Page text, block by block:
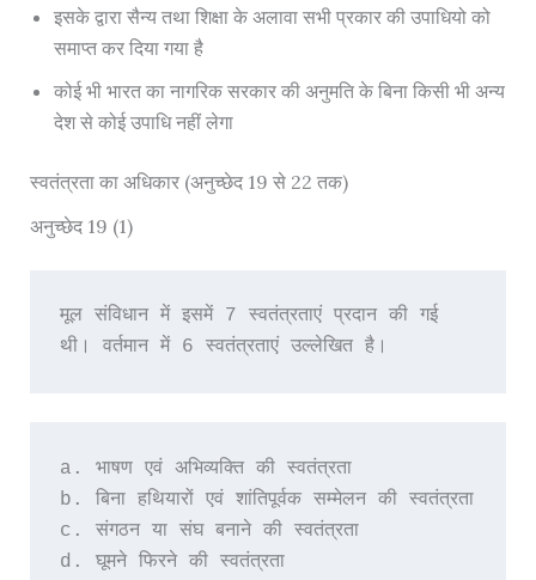
इसके द्वारा सैन्य तथा शिक्षा के अलावा सभी प्रकार की उपाधियो को
समाप्त कर दिया गया है
कोई भी भारत का नागरिक सरकार की अनुमति के बिना किसी भी अन्य
देश से कोई उपाधि नहीं लेगा
स्वतंत्रता का अधिकार (अनुच्छेद 19 से 22 तक)
अनुच्छेद 19 (1)
मूल संविधान में इसमें 7 स्वतंत्रताएं प्रदान की गई
थी। वर्तमान में 6 स्वतंत्रताएं उल्लेखित है।
a. भाषण एवं अभिव्यक्ति की स्वतंत्रता
b. बिना हथियारों एवं शांतिपूर्वक सम्मेलन की स्वतंत्रता
c. संगठन या संघ बनाने की स्वतंत्रता
d. घूमने फिरने की स्वतंत्रता